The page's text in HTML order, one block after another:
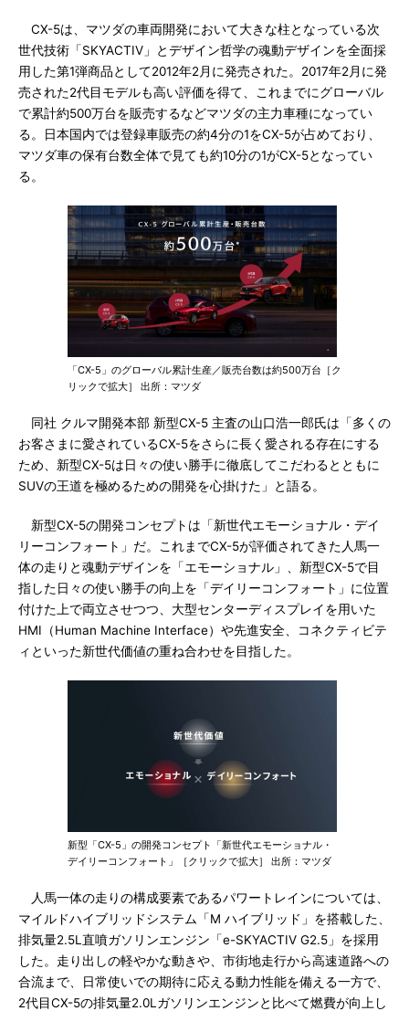
CX-5は、マツダの車両開発において大きな柱となっている次
世代技術「SKYACTIV」とデザイン哲学の魂動デザインを全面採
用した第1弾商品として2012年2月に発売された。2017年2月に発
売された2代目モデルも高い評価を得て、これまでにグローバル
で累計約500万台を販売するなどマツダの主力車種になってい
る。日本国内では登録車販売の約4分の1をCX-5が占めており、
マツダ車の保有台数全体で見ても約10分の1がCX-5となってい
る。
「CX-5」のグローバル累計生産／販売台数は約500万台［ク
リックで拡大］ 出所：マツダ
同社 クルマ開発本部 新型CX-5 主査の山口浩一郎氏は「多くの
お客さまに愛されているCX-5をさらに長く愛される存在にする
ため、新型CX-5は日々の使い勝手に徹底してこだわるとともに
SUVの王道を極めるための開発を心掛けた」と語る。
新型CX-5の開発コンセプトは「新世代エモーショナル・デイ
リーコンフォート」だ。これまでCX-5が評価されてきた人馬一
体の走りと魂動デザインを「エモーショナル」、新型CX-5で目
指した日々の使い勝手の向上を「デイリーコンフォート」に位置
付けた上で両立させつつ、大型センターディスプレイを用いた
HMI（Human Machine Interface）や先進安全、コネクティビテ
ィといった新世代価値の重ね合わせを目指した。
新型「CX-5」の開発コンセプト「新世代エモーショナル・
デイリーコンフォート」［クリックで拡大］ 出所：マツダ
人馬一体の走りの構成要素であるパワートレインについては、
マイルドハイブリッドシステム「M ハイブリッド」を搭載した、
排気量2.5L直噴ガソリンエンジン「e-SKYACTIV G2.5」を採用
した。走り出しの軽やかな動きや、市街地走行から高速道路への
合流まで、日常使いでの期待に応える動力性能を備える一方で、
2代目CX-5の排気量2.0Lガソリンエンジンと比べて燃費が向上し